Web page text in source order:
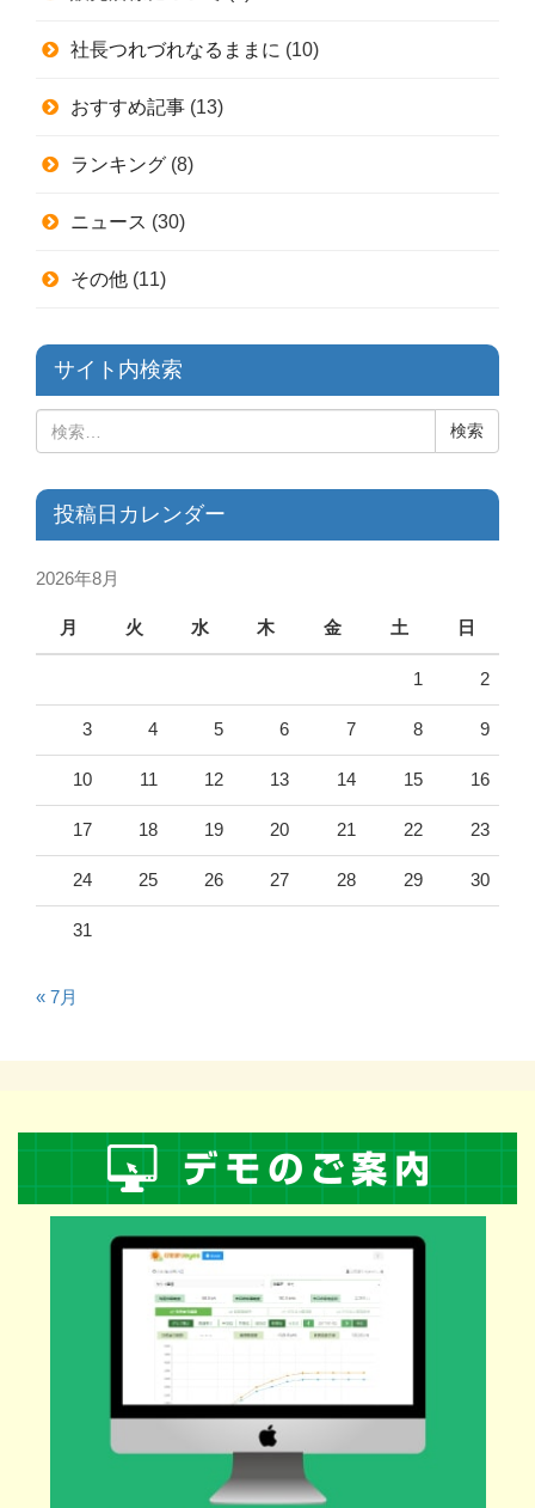
社長つれづれなるままに (10)
おすすめ記事 (13)
ランキング (8)
ニュース (30)
その他 (11)
サイト内検索
投稿日カレンダー
2026年8月
月 火 水 木 金 土 日
1 2
3 4 5 6 7 8 9
10 11 12 13 14 15 16
17 18 19 20 21 22 23
24 25 26 27 28 29 30
31
« 7月